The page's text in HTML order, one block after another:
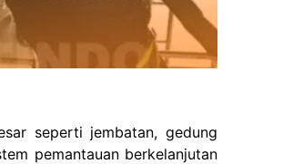
seperti jembatan, gedung
pemantauan berkelanjutan